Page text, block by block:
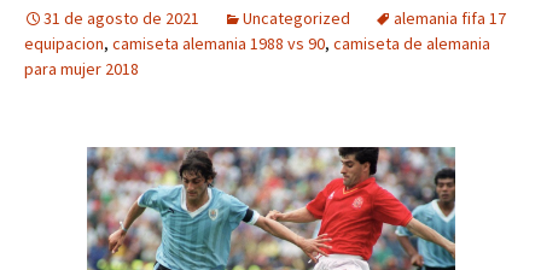
31 de agosto de 2021 Uncategorized
alemania fifa 17
equipacion, camiseta alemania 1988 vs 90, camiseta de alemania
para mujer 2018